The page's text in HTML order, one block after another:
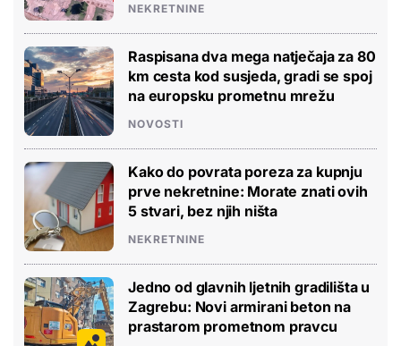
NEKRETNINE
Raspisana dva mega natječaja za 80
km cesta kod susjeda, gradi se spoj
na europsku prometnu mrežu
NOVOSTI
Kako do povrata poreza za kupnju
prve nekretnine: Morate znati ovih
5 stvari, bez njih ništa
NEKRETNINE
Jedno od glavnih ljetnih gradilišta u
Zagrebu: Novi armirani beton na
prastarom prometnom pravcu